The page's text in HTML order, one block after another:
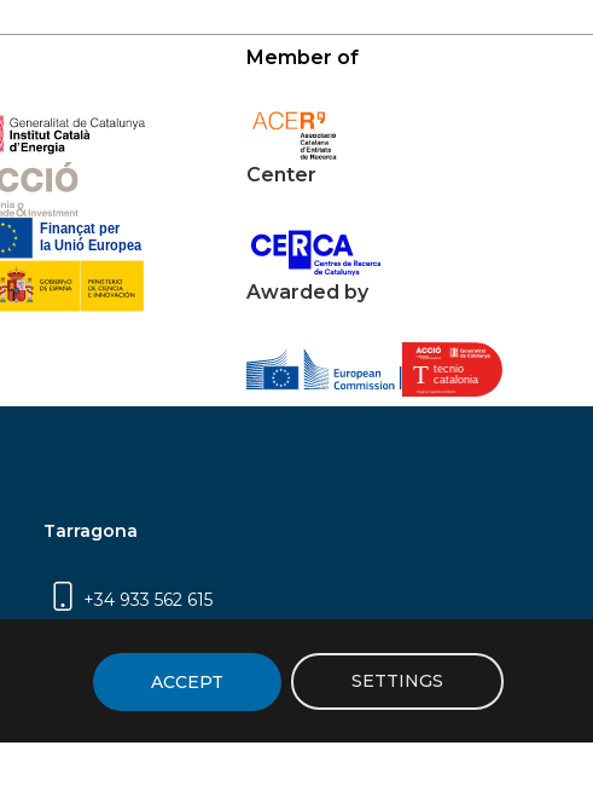
Member of
Center
Awarded by
Tarragona
+34 933 562 615
2 (Edifici N5) | 43007 Tarragona
ACCEPT SETTINGS